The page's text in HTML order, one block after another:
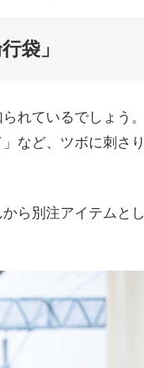
袋」
れているでしょう。
など、ツボに刺さり
ら別注アイテムとし